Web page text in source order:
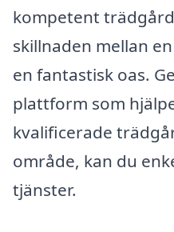
kompetent
skillnaden mellan
en fantastisk oas.
plattform som
kvalificerade
område, kan du
tjänster.